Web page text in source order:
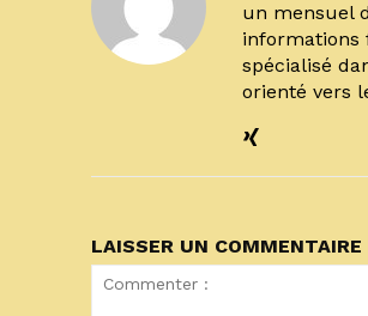
un mensuel
informations
spécialisé
orienté vers
LAISSER UN COMMENTAIRE